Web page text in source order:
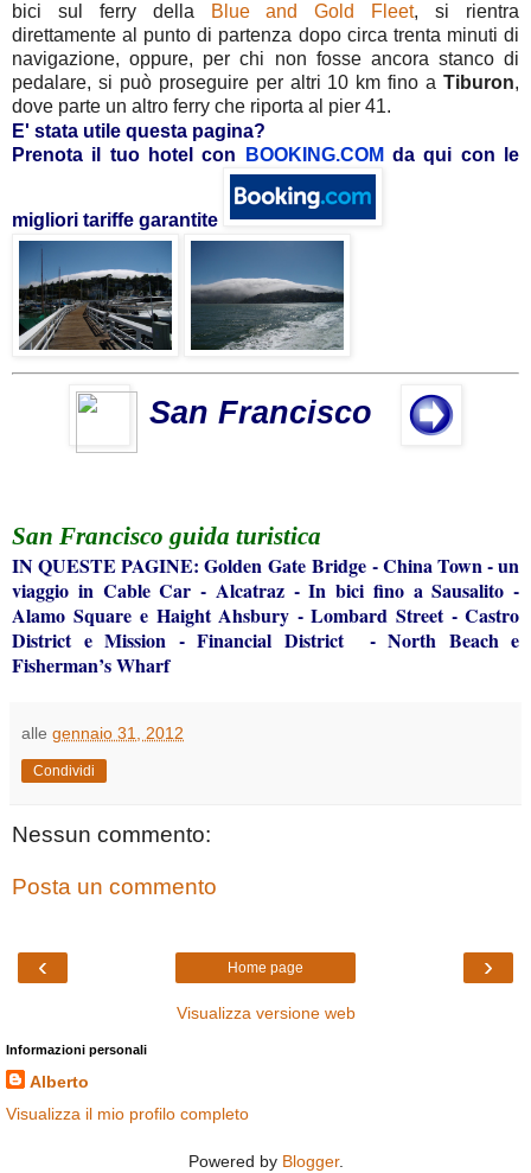
bici sul ferry della
Blue and Gold Fleet, si rientra
direttamente al punto di partenza dopo circa trenta minuti di
navigazione, oppure, per chi non fosse ancora stanco di
pedalare, si può proseguire per altri 10 km fino a Tiburon,
dove parte un altro ferry che riporta al pier 41.
E' stata utile questa pagina?
Prenota il tuo hotel con
BOOKING.COM da qui con le
migliori tariffe garantite
San Francisco
San Francisco guida turistica
IN QUESTE PAGINE: Golden Gate Bridge -China Town-un
viaggio in Cable Car - Alcatraz-In bici fino a Sausalito -
Alamo Square e Haight Ahsbury -Lombard Street-Castro
District e Mission - Financial District- North Beach e
Fisherman’s Wharf
alle gennaio 31, 2012
Condividi
Nessun commento:
Posta un commento
‹ ›
Home page
Visualizza versione web
Informazioni personali
Alberto
Visualizza il mio profilo completo
Powered by Blogger.